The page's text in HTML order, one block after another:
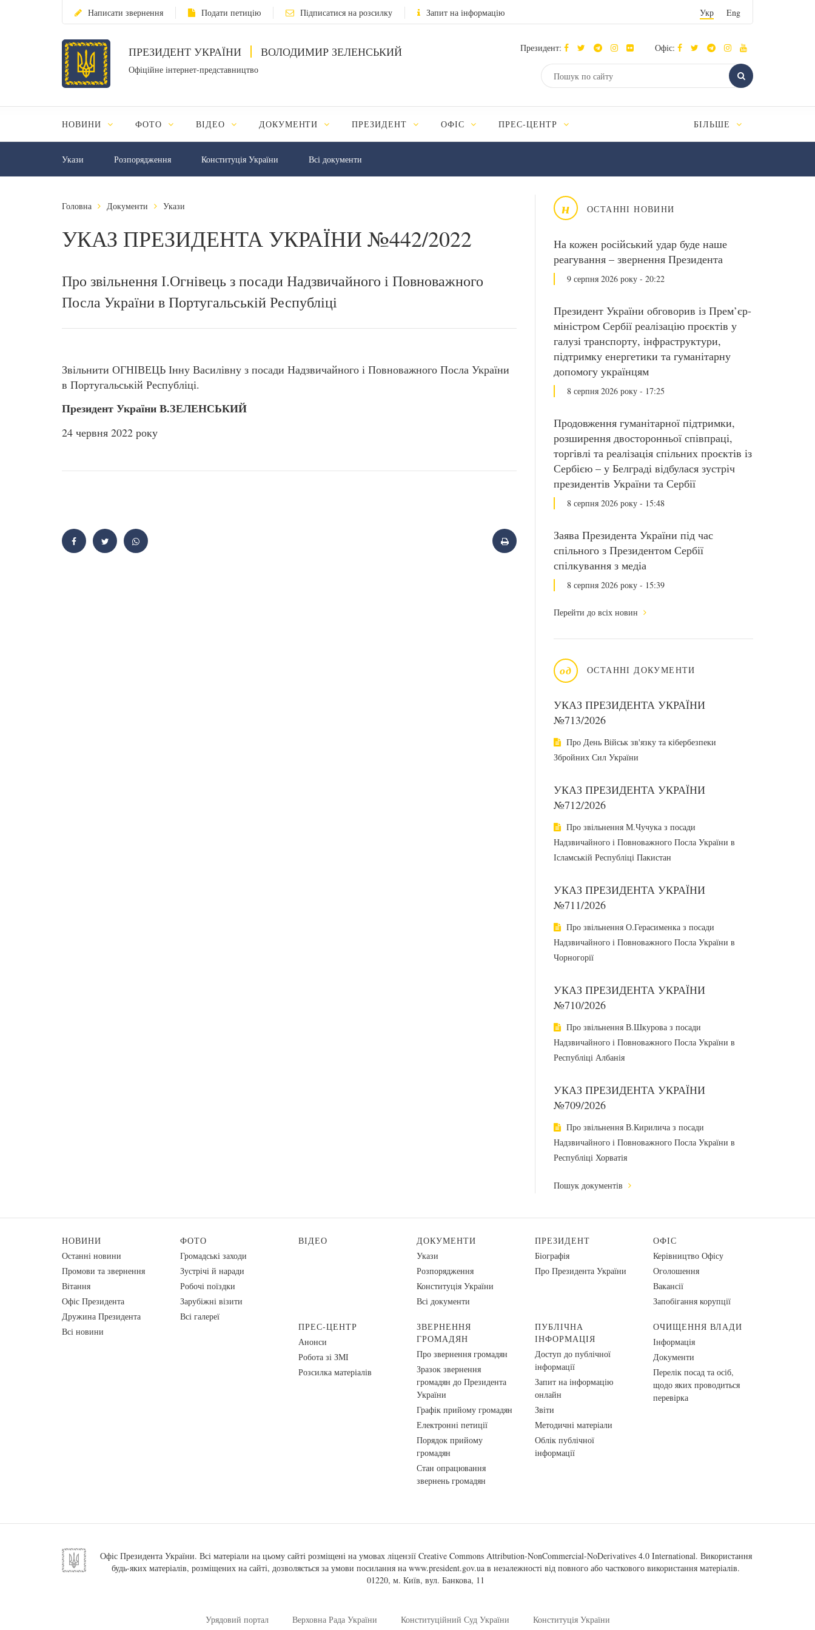
Написати звернення Подати петицію Підписатися на розсилку Запит на інформацію Укр Eng
ПРЕЗИДЕНТ УКРАЇНИ ВОЛОДИМИР ЗЕЛЕНСЬКИЙ
Офіційне інтернет-представництво
Президент: Офіс:
НОВИНИ ФОТО ВІДЕО ДОКУМЕНТИ ПРЕЗИДЕНТ ОФІС ПРЕС-ЦЕНТР БІЛЬШЕ
Укази Розпорядження Конституція України Всі документи
н ОСТАННІ НОВИНИ
На кожен російський удар буде наше
реагування – звернення Президента
9 серпня 2026 року - 20:22
Президент України обговорив із Прем’єр-
міністром Сербії реалізацію проєктів у
галузі транспорту, інфраструктури,
підтримку енергетики та гуманітарну
допомогу українцям
8 серпня 2026 року - 17:25
Продовження гуманітарної підтримки,
розширення двосторонньої співпраці,
торгівлі та реалізація спільних проєктів із
Сербією – у Белграді відбулася зустріч
президентів України та Сербії
8 серпня 2026 року - 15:48
Заява Президента України під час
спільного з Президентом Сербії
спілкування з медіа
8 серпня 2026 року - 15:39
Перейти до всіх новин
од ОСТАННІ ДОКУМЕНТИ
УКАЗ ПРЕЗИДЕНТА УКРАЇНИ
№713/2026
Про День Військ зв'язку та кібербезпеки
Збройних Сил України
УКАЗ ПРЕЗИДЕНТА УКРАЇНИ
№712/2026
Про звільнення М.Чучука з посади
Надзвичайного і Повноважного Посла України в
Ісламській Республіці Пакистан
УКАЗ ПРЕЗИДЕНТА УКРАЇНИ
№711/2026
Про звільнення О.Герасименка з посади
Надзвичайного і Повноважного Посла України в
Чорногорії
УКАЗ ПРЕЗИДЕНТА УКРАЇНИ
№710/2026
Про звільнення В.Шкурова з посади
Надзвичайного і Повноважного Посла України в
Республіці Албанія
УКАЗ ПРЕЗИДЕНТА УКРАЇНИ
№709/2026
Про звільнення В.Кирилича з посади
Надзвичайного і Повноважного Посла України в
Республіці Хорватія
Пошук документів
Головна Документи Укази
УКАЗ ПРЕЗИДЕНТА УКРАЇНИ №442/2022
Про звільнення І.Огнівець з посади Надзвичайного і Повноважного
Посла України в Португальській Республіці
Звільнити ОГНІВЕЦЬ Інну Василівну з посади Надзвичайного і Повноважного Посла України
в Португальській Республіці.
Президент України В.ЗЕЛЕНСЬКИЙ
24 червня 2022 року
НОВИНИ
Останні новини
Промови та звернення
Вiтання
Офіс Президента
Дружина Президента
Всі новини
ФОТО
Громадські заходи
Зустрічі й наради
Робочі поїздки
Зарубіжні візити
Всі галереї
ВІДЕО
ДОКУМЕНТИ
Укази
Розпорядження
Конституція України
Всі документи
ПРЕЗИДЕНТ
Біографія
Про Президента України
ОФІС
Керівництво Офісу
Оголошення
Вакансії
Запобігання корупції
ПРЕС-ЦЕНТР
Анонси
Робота зі ЗМІ
Розсилка матеріалів
ЗВЕРНЕННЯ
ГРОМАДЯН
Про звернення громадян
Зразок звернення
громадян до Президента
України
Графік прийому громадян
Електронні петиції
Порядок прийому
громадян
Стан опрацювання
звернень громадян
ПУБЛІЧНА
ІНФОРМАЦІЯ
Доступ до публічної
інформації
Запит на інформацію
онлайн
Звіти
Методичні матеріали
Облік публічної
інформації
ОЧИЩЕННЯ ВЛАДИ
Інформація
Документи
Перелік посад та осіб,
щодо яких проводиться
перевірка
Офіс Президента України. Всі матеріали на цьому сайті розміщені на умовах ліцензії Creative Commons Attribution-NonCommercial-NoDerivatives 4.0 International. Використання
будь-яких матеріалів, розміщених на сайті, дозволяється за умови посилання на www.president.gov.ua в незалежності від повного або часткового використання матеріалів.
01220, м. Київ, вул. Банкова, 11
Урядовий портал Верховна Рада України Конституційний Суд України Конституція України